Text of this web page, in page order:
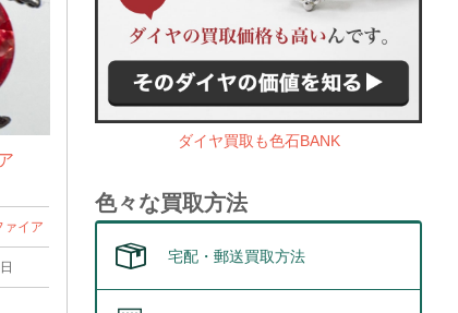
ァイア
ダイヤ買取も色石BANK
色々な買取方法
宅配・郵送買取方法